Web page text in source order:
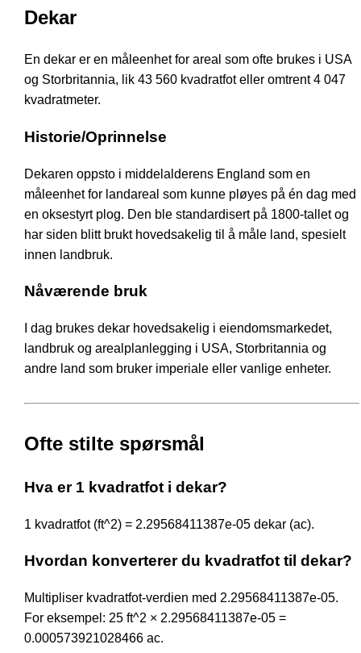
Dekar
En dekar er en måleenhet for areal som ofte brukes i USA
og Storbritannia, lik 43 560 kvadratfot eller omtrent 4 047
kvadratmeter.
Historie/Oprinnelse
Dekaren oppsto i middelalderens England som en
måleenhet for landareal som kunne pløyes på én dag med
en oksestyrt plog. Den ble standardisert på 1800-tallet og
har siden blitt brukt hovedsakelig til å måle land, spesielt
innen landbruk.
Nåværende bruk
I dag brukes dekar hovedsakelig i eiendomsmarkedet,
landbruk og arealplanlegging i USA, Storbritannia og
andre land som bruker imperiale eller vanlige enheter.
Ofte stilte spørsmål
Hva er 1 kvadratfot i dekar?
1 kvadratfot (ft^2) = 2.29568411387e-05 dekar (ac).
Hvordan konverterer du kvadratfot til dekar?
Multipliser kvadratfot-verdien med 2.29568411387e-05.
For eksempel: 25 ft^2 × 2.29568411387e-05 =
0.000573921028466 ac.